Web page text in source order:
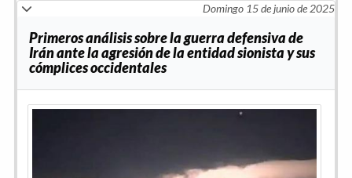
Domingo 15 de junio de 2025
Primeros análisis sobre la guerra defensiva de
Irán ante la agresión de la entidad sionista y sus
cómplices occidentales